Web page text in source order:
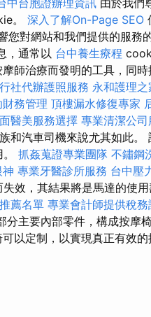
。 深入了解On-Page SEO
您對網站和我們提供的服務
，通常以 台中養生療程
師治療而發明的工具，同
社代辦護照服務 永和護理之
務管理 頂樓漏水修復專家
醫美服務選擇 專業清潔公司
和汽車司機來說尤其如此。
抓姦蒐證專業團隊 不鏽鋼
專業牙醫診所服務 台中壓
效，其結果將是馬達的使
薦名單 專業會計師提供稅務
分主要內部零件，構成按摩
以定制，以實現真正有效的